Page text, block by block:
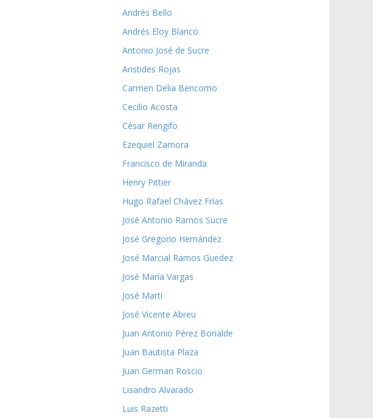
Andrés Bello
Andrés Eloy Blanco
Antonio José de Sucre
Aristides Rojas
Carmen Delia Bencomo
Cecilio Acosta
César Rengifo
Ezequiel Zamora
Francisco de Miranda
Henry Pittier
Hugo Rafael Chávez Frías
José Antonio Ramos Sucre
José Gregorio Hernández
José Marcial Ramos Guedez
José María Vargas
José Martí
José Vicente Abreu
Juan Antonio Pérez Bonalde
Juan Bautista Plaza
Juan German Roscio
Lisandro Alvarado
Luis Razetti